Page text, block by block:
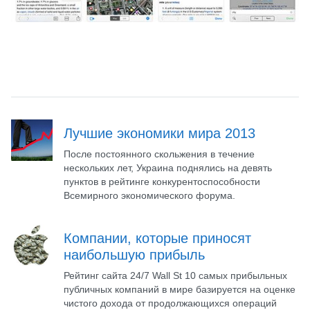
Лучшие экономики мира 2013
После постоянного скольжения в течение
нескольких лет, Украина поднялись на девять
пунктов в рейтинге конкурентоспособности
Всемирного экономического форума.
Компании, которые приносят
наибольшую прибыль
Рейтинг сайта 24/7 Wall St 10 самых прибыльных
публичных компаний в мире базируется на оценке
чистого дохода от продолжающихся операций